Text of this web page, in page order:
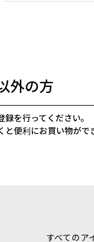
外の方
を行ってください。
便利にお買い物がで
すべてのア